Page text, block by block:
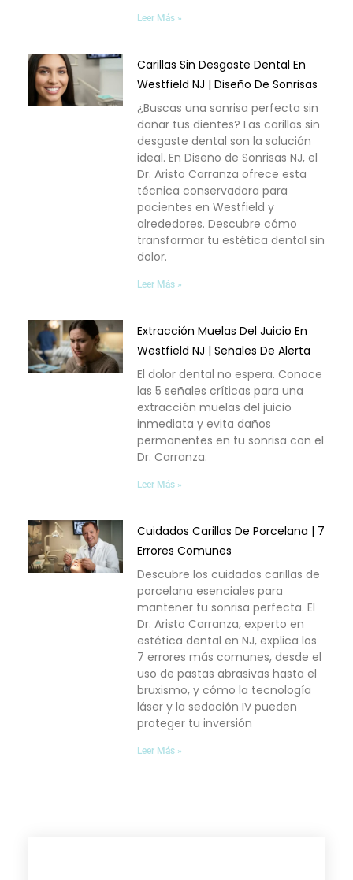
Leer Más »
Carillas Sin Desgaste Dental En
Westfield NJ | Diseño De Sonrisas
¿Buscas una sonrisa perfecta sin
dañar tus dientes? Las carillas sin
desgaste dental son la solución
ideal. En Diseño de Sonrisas NJ, el
Dr. Aristo Carranza ofrece esta
técnica conservadora para
pacientes en Westfield y
alrededores. Descubre cómo
transformar tu estética dental sin
dolor.
Leer Más »
Extracción Muelas Del Juicio En
Westfield NJ | Señales De Alerta
El dolor dental no espera. Conoce
las 5 señales críticas para una
extracción muelas del juicio
inmediata y evita daños
permanentes en tu sonrisa con el
Dr. Carranza.
Leer Más »
Cuidados Carillas De Porcelana | 7
Errores Comunes
Descubre los cuidados carillas de
porcelana esenciales para
mantener tu sonrisa perfecta. El
Dr. Aristo Carranza, experto en
estética dental en NJ, explica los
7 errores más comunes, desde el
uso de pastas abrasivas hasta el
bruxismo, y cómo la tecnología
láser y la sedación IV pueden
proteger tu inversión
Leer Más »